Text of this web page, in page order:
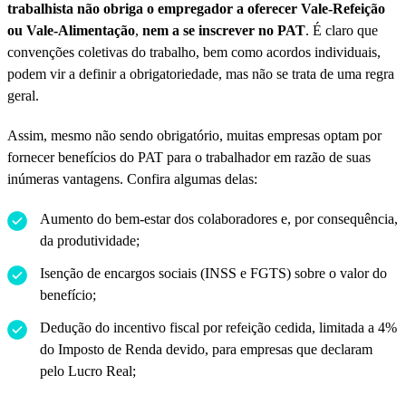
trabalhista não obriga o empregador a oferecer Vale-Refeição
ou Vale-Alimentação, nem a se inscrever no PAT. É claro que
convenções coletivas do trabalho, bem como acordos individuais,
podem vir a definir a obrigatoriedade, mas não se trata de uma regra
geral.
Assim, mesmo não sendo obrigatório, muitas empresas optam por
fornecer benefícios do PAT para o trabalhador em razão de suas
inúmeras vantagens. Confira algumas delas:
Aumento do bem-estar dos colaboradores e, por consequência,
da produtividade;
Isenção de encargos sociais (INSS e FGTS) sobre o valor do
benefício;
Dedução do incentivo fiscal por refeição cedida, limitada a 4%
do Imposto de Renda devido, para empresas que declaram
pelo Lucro Real;